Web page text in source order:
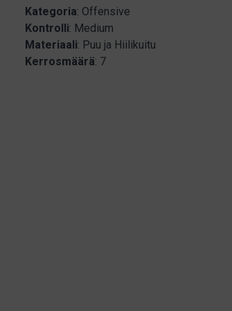
Kategoria: Offensive
Kontrolli: Medium
Materiaali: Puu ja Hiilikuitu
Kerrosmäärä: 7